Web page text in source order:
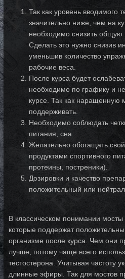
Так как уровень вводимого
значительно ниже, чем на
необходимо снизить общую
Сделать это нужно снизив
уменьшив количество
рабочие веса.
После курса будет
необходимо по графику и
курсе. Так как наращенную
поддерживать.
Необходимо соблюдать
питания, сна.
Желательно обогащать
продуктами спортивного
протеины, постреники).
Дозировки и качество
положительный или
В классическом понимании
которые поддержат
организме после курса. Чем они
лучше, потому чаще всего
тестостерона. Учитывая частоту
длинные эфиры. Так для мостов